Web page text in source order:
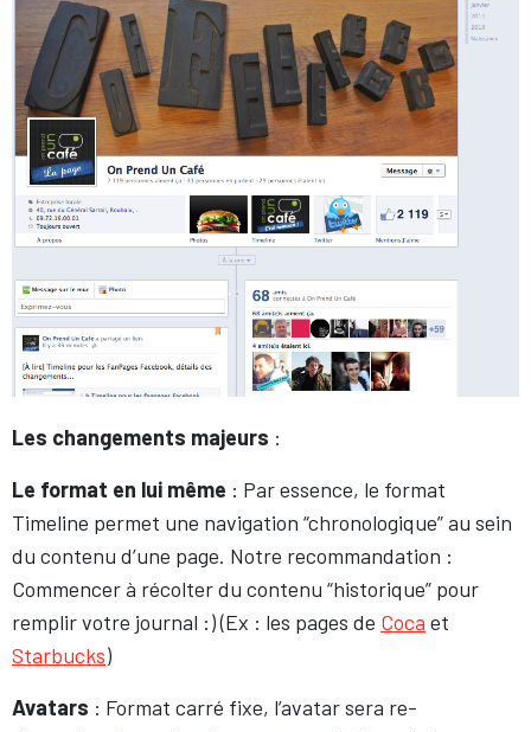
Les changements majeurs :
Le format en lui même : Par essence, le format
Timeline permet une navigation “chronologique” au sein
du contenu d’une page. Notre recommandation :
Commencer à récolter du contenu “historique” pour
remplir votre journal :) (Ex : les pages de Coca et
Starbucks)
Avatars : Format carré fixe, l’avatar sera re-